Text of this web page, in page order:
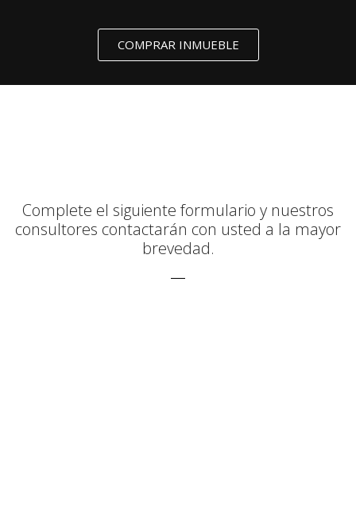
COMPRAR INMUEBLE
Complete el siguiente formulario y nuestros
consultores contactarán con usted a la mayor
brevedad.